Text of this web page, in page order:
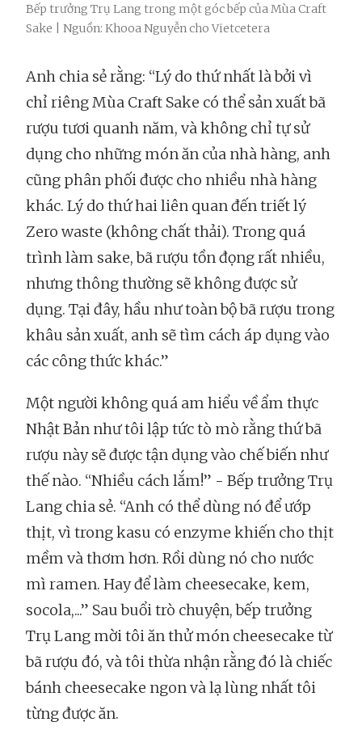
Bếp trưởng Trụ Lang trong một góc bếp của Mùa Craft
Sake | Nguồn: Khooa Nguyễn cho Vietcetera
Anh chia sẻ rằng: “Lý do thứ nhất là bởi vì
chỉ riêng Mùa Craft Sake có thể sản xuất bã
rượu tươi quanh năm, và không chỉ tự sử
dụng cho những món ăn của nhà hàng, anh
cũng phân phối được cho nhiều nhà hàng
khác. Lý do thứ hai liên quan đến triết lý
Zero waste (không chất thải). Trong quá
trình làm sake, bã rượu tồn đọng rất nhiều,
nhưng thông thường sẽ không được sử
dụng. Tại đây, hầu như toàn bộ bã rượu trong
khâu sản xuất, anh sẽ tìm cách áp dụng vào
các công thức khác.”
Một người không quá am hiểu về ẩm thực
Nhật Bản như tôi lập tức tò mò rằng thứ bã
rượu này sẽ được tận dụng vào chế biến như
thế nào. “Nhiều cách lắm!” - Bếp trưởng Trụ
Lang chia sẻ. “Anh có thể dùng nó để ướp
thịt, vì trong kasu có enzyme khiến cho thịt
mềm và thơm hơn. Rồi dùng nó cho nước
mì ramen. Hay để làm cheesecake, kem,
socola,...” Sau buổi trò chuyện, bếp trưởng
Trụ Lang mời tôi ăn thử món cheesecake từ
bã rượu đó, và tôi thừa nhận rằng đó là chiếc
bánh cheesecake ngon và lạ lùng nhất tôi
từng được ăn.